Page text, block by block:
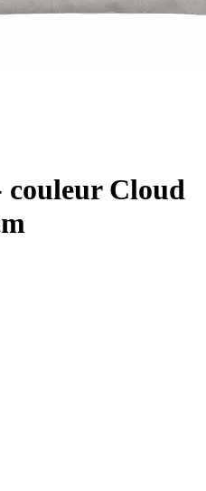
couleur Cloud